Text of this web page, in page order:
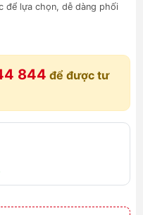
để lựa chọn, dễ dàng phối
844 để được tư